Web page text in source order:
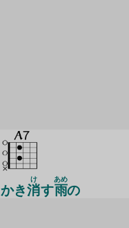
かき消
け
す雨
あめ
の